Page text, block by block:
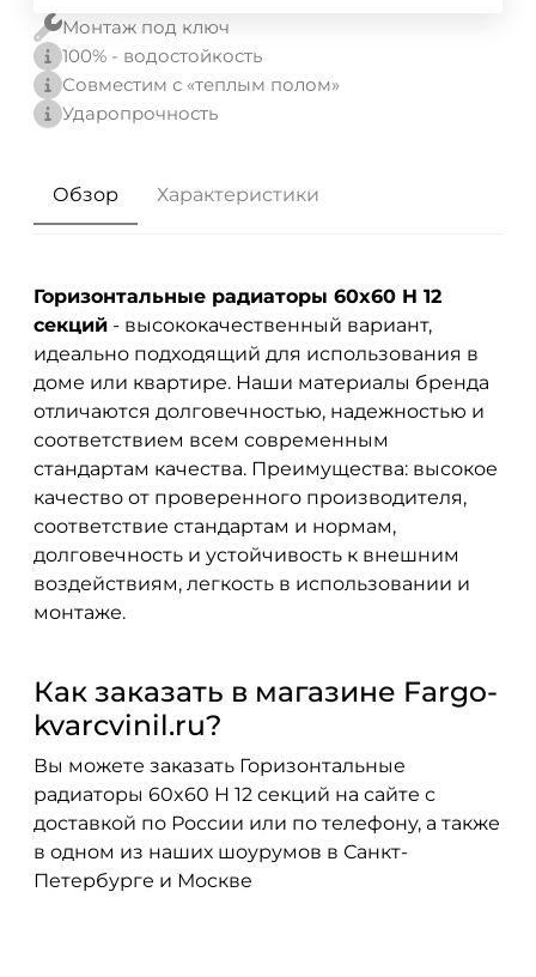
Монтаж под ключ
100% - водостойкость
Совместим с «теплым полом»
Ударопрочность
Обзор Характеристики
Горизонтальные радиаторы 60x60 H 12
секций - высококачественный вариант,
идеально подходящий для использования в
доме или квартире. Наши материалы бренда
отличаются долговечностью, надежностью и
соответствием всем современным
стандартам качества. Преимущества: высокое
качество от проверенного производителя,
соответствие стандартам и нормам,
долговечность и устойчивость к внешним
воздействиям, легкость в использовании и
монтаже.
Как заказать в магазине Fargo-
kvarcvinil.ru?
Вы можете заказать Горизонтальные
радиаторы 60x60 H 12 секций на сайте с
доставкой по России или по телефону, а также
в одном из наших шоурумов в Санкт-
Петербурге и Москве